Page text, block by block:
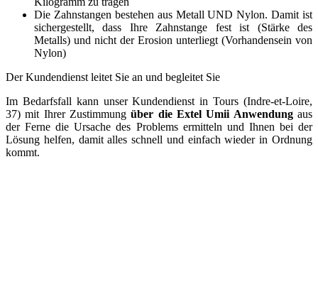
Die Zahnstangen bestehen aus Metall UND Nylon. Damit ist
sichergestellt, dass Ihre Zahnstange fest ist (Stärke des
Metalls) und nicht der Erosion unterliegt (Vorhandensein von
Nylon)
Der Kundendienst leitet Sie an und begleitet Sie
Im Bedarfsfall kann unser Kundendienst in Tours (Indre-et-Loire,
37) mit Ihrer Zustimmungüber die Extel Umii Anwendungaus
der Ferne die Ursache des Problems ermitteln und Ihnen bei der
Lösung helfen, damit alles schnell und einfach wieder in Ordnung
kommt.